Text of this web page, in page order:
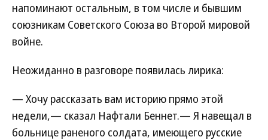
напоминают остальным, в том числе и бывшим
союзникам Советского Союза во Второй мировой
войне.
Неожиданно в разговоре появилась лирика:
— Хочу рассказать вам историю прямо этой
недели,— сказал Нафтали Беннет.— Я навещал в
больнице раненого солдата, имеющего русские